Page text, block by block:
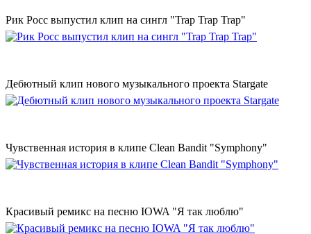
Рик Росс выпустил клип на сингл "Trap Trap Trap"
Дебютный клип нового музыкального проекта Stargate
Чувственная история в клипе Clean Bandit "Symphony"
Красивый ремикс на песню IOWA "Я так люблю"